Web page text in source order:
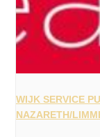
WIJK SERVICE
NAZARETH/